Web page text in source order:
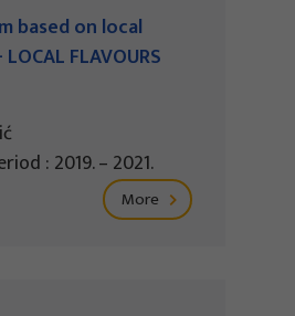
based on local
FLAVOURS
: 2019. – 2021.
More